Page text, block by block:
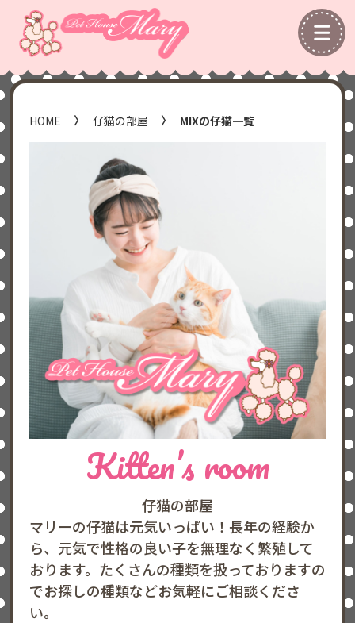
HOME 仔猫の部屋 MIXの仔猫一覧
Kitten’s room
仔猫の部屋
マリーの仔猫は元気いっぱい！長年の経験か
ら、元気で性格の良い子を無理なく繁殖して
おります。たくさんの種類を扱っておりますの
でお探しの種類などお気軽にご相談くださ
い。